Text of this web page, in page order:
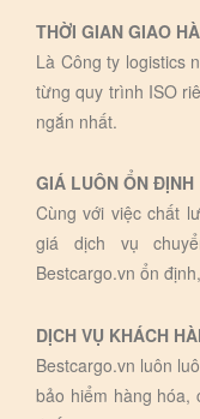
THỜI GIAN GIAO
Là Công ty logistics
từng quy trình ISO
ngắn nhất.
GIÁ LUÔN ỔN ĐỊNH
Cùng với việc chất
giá dịch vụ
Bestcargo.vn ổn
DỊCH VỤ KHÁCH
Bestcargo.vn luôn
bảo hiểm hàng hóa,